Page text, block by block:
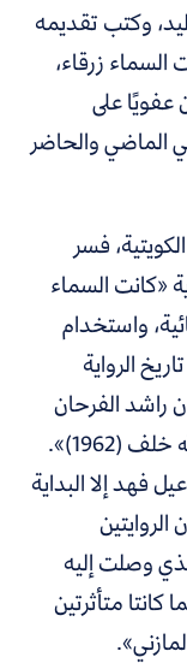
وكتب تقديمه
زرقاء،
على
والحاضر
فسر
«كانت السماء
واستخدام
الرواية
راشد الفرحان
(1950)، و«مدرسة من المرقاب» لعبدالله خلف (1962)».
فهد إلا البداية
وصلت إليه
متأثرتين